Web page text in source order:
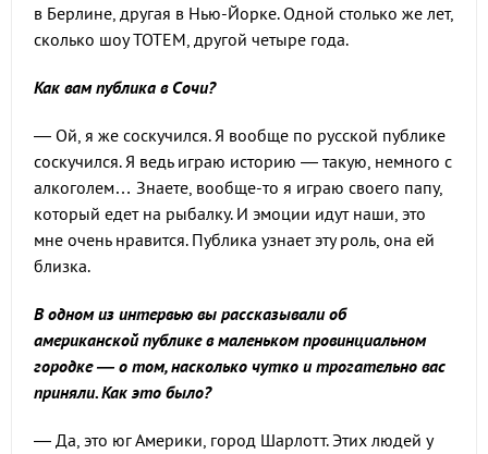
в Берлине, другая в Нью-Йорке. Одной столько же лет,
сколько шоу ТОТЕМ, другой четыре года.
Как вам публика в Сочи?
— Ой, я же соскучился. Я вообще по русской публике
соскучился. Я ведь играю историю — такую, немного с
алкоголем… Знаете, вообще-то я играю своего папу,
который едет на рыбалку. И эмоции идут наши, это
мне очень нравится. Публика узнает эту роль, она ей
близка.
В одном из интервью вы рассказывали об
американской публике в маленьком провинциальном
городке — о том, насколько чутко и трогательно вас
приняли. Как это было?
— Да, это юг Америки, город Шарлотт. Этих людей у